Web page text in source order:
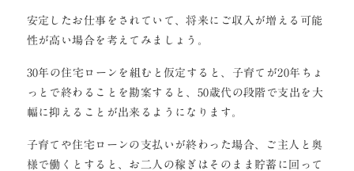
安定したお仕事をされていて、将来にご収入が増える可能
性が高い場合を考えてみましょう。
30年の住宅ローンを組むと仮定すると、子育てが20年ちょ
っとで終わることを勘案すると、50歳代の段階で支出を大
幅に抑えることが出来るようになります。
子育てや住宅ローンの支払いが終わった場合、ご主人と奥
様で働くとすると、お二人の稼ぎはそのまま貯蓄に回って